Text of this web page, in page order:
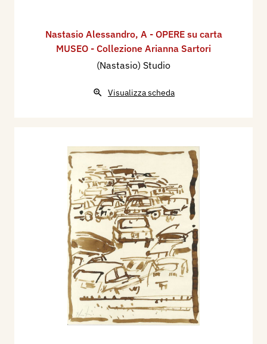
Nastasio Alessandro, A - OPERE su carta
MUSEO - Collezione Arianna Sartori
(Nastasio) Studio
Visualizza scheda